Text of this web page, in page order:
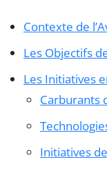
Contexte de
Les Objectifs
Les Initiatives
Carburants
Initiatives